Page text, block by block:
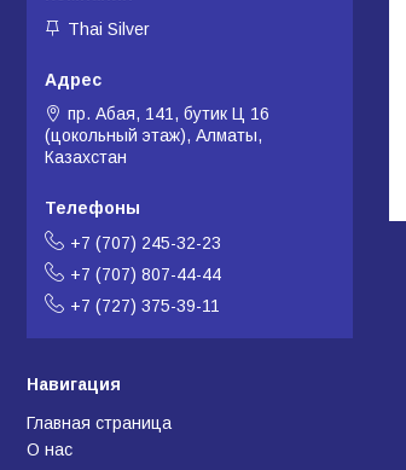
Thai Silver
пр. Абая, 141, бутик Ц 16
(цокольный этаж), Алматы,
Казахстан
+7 (707) 245-32-23
+7 (707) 807-44-44
+7 (727) 375-39-11
Навигация
Главная страница
О нас